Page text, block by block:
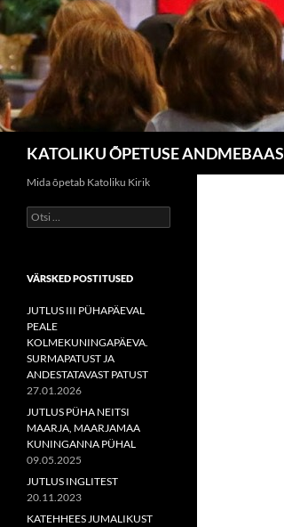
KATOLIKU ÕPETUSE ANDMEBAAS
Mida õpetab Katoliku Kirik
Otsi:
VÄRSKED POSTITUSED
JUTLUS III PÜHAPÄEVAL
PEALE
KOLMEKUNINGAPÄEVA.
SURMAPATUST JA
ANDESTATAVAST PATUST
27.01.2026
JUTLUS PÜHA NEITSI
MAARJA, MAARJAMAA
KUNINGANNA PÜHAL
09.05.2025
JUTLUS INGLITEST
20.11.2023
KATEHHEES JUMALIKUST